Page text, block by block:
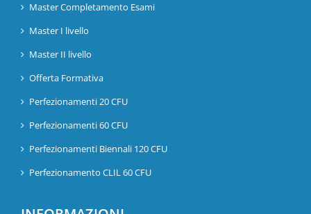
Master Completamento Esami
Master I livello
Master II livello
Offerta Formativa
Perfezionamenti 20 CFU
Perfezionamenti 60 CFU
Perfezionamenti Biennali 120 CFU
Perfezionamento CLIL 60 CFU